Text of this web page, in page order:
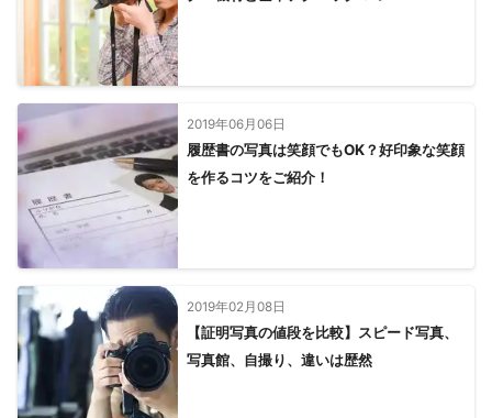
2019年06月06日
履歴書の写真は笑顔でもOK？好印象な笑顔
を作るコツをご紹介！
2019年02月08日
【証明写真の値段を比較】スピード写真、
写真館、自撮り、違いは歴然